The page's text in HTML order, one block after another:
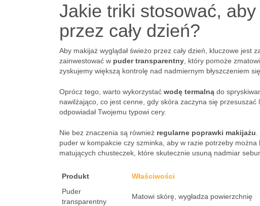
Jakie triki stosować,
przez cały dzień?
Aby makijaż wyglądał świeżo przez cały dzień, kluczowe
zainwestować w puder transparentny , który pomoże
zyskujemy większą kontrolę nad nadmiernym błyszczeniem
Oprócz tego, warto wykorzystać wodę termalną do
nawilżająco, co jest cenne, gdy skóra zaczyna się
odpowiadał Twojemu typowi cery.
Nie bez znaczenia są również regularne poprawki makijażu
puder w kompakcie czy szminka, aby w razie potrzeby
matujących chusteczek, które skutecznie usuną nadmiar
Produkt Właściwości
Puder
transparentny
Matowi skórę, wygładza powierzchnię